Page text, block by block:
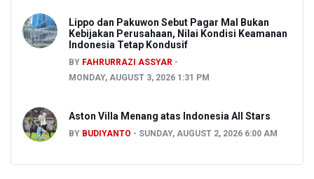
Lippo dan Pakuwon Sebut Pagar Mal Bukan
Kebijakan Perusahaan, Nilai Kondisi Keamanan
Indonesia Tetap Kondusif
BY FAHRURRAZI ASSYAR
MONDAY, AUGUST 3, 2026 1:31 PM
Aston Villa Menang atas Indonesia All Stars
BY BUDIYANTO SUNDAY, AUGUST 2, 2026 6:00 AM